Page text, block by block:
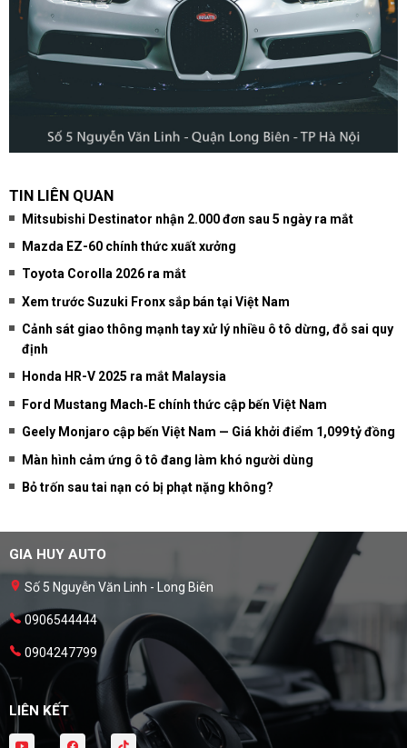
TIN LIÊN QUAN
Mitsubishi Destinator nhận 2.000 đơn sau 5 ngày ra mắt
Mazda EZ-60 chính thức xuất xưởng
Toyota Corolla 2026 ra mắt
Xem trước Suzuki Fronx sắp bán tại Việt Nam
Cảnh sát giao thông mạnh tay xử lý nhiều ô tô dừng, đỗ sai quy
định
Honda HR-V 2025 ra mắt Malaysia
Ford Mustang Mach‑E chính thức cập bến Việt Nam
Geely Monjaro cập bến Việt Nam — Giá khởi điểm 1,099 tỷ đồng
Màn hình cảm ứng ô tô đang làm khó người dùng
Bỏ trốn sau tai nạn có bị phạt nặng không?
GIA HUY AUTO
Số 5 Nguyễn Văn Linh - Long Biên
0906544444
0904247799
LIÊN KẾT